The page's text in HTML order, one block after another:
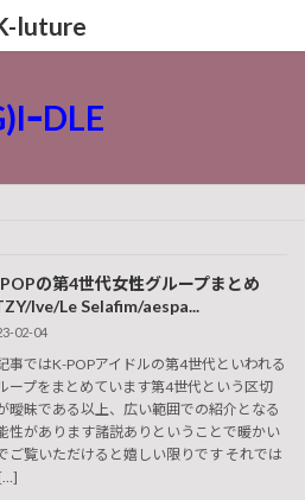
luture
ｰDLE
の第4世代女性グループまとめ
Ive/Le Selafim/aespa...
02-04
事ではK-POPアイドルの第4世代といわれる
ープをまとめています第4世代という区切
曖昧である以上、広い範囲での紹介となる
性があります諸説ありということで暖かい
ご覧いただけると嬉しい限りです それでは